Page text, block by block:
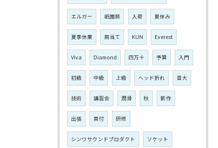
エルガー 祇園祭 入荷 夏休み
夏季休業 肩当て KUN Everest
Viva Diamond 四万十 予算 入門
初級 中級 上級 ヘッド折れ 音大
技術 講習会 潤滑 秋 新作
出張 買付 研修
シンワサウンドプロダクト ソケット